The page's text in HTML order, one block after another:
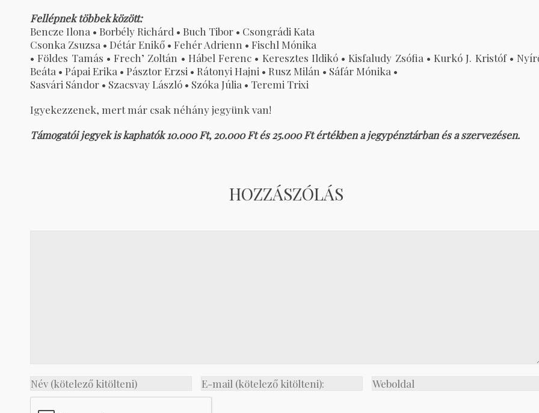
Fellépnek többek között:
Bencze Ilona • Borbély Richárd • Buch Tibor • Csongrádi Kata
Csonka Zsuzsa • Détár Enikő • Fehér Adrienn • Fischl Mónika
• Földes Tamás • Frech’ Zoltán • Hábel Ferenc • Keresztes Ildikó • Kisfaludy Zsófia • Kurkó J. Kristóf •
Beáta • Pápai Erika • Pásztor Erzsi • Rátonyi Hajni • Rusz Milán • Sáfár Mónika •
Sasvári Sándor • Szacsvay László • Szóka Júlia • Teremi Trixi
Igyekezzenek, mert már csak néhány jegyünk van!
Támogatói jegyek is kaphatók 10.000 Ft, 20.000 Ft és 25.000 Ft értékben a jegypénztárban és a szervezésen.
HOZZÁSZÓLÁS